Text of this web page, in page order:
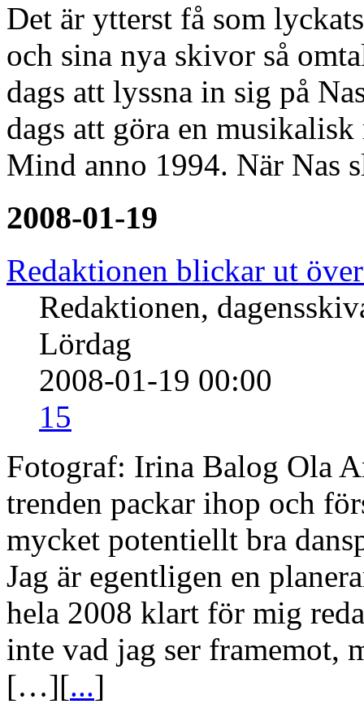
Det är ytterst få som
och sina nya skivor så
dags att lyssna in sig på
dags att göra en
Mind anno 1994. När Nas
2008-01-19
Redaktionen blickar ut
Redaktionen,
Lördag
2008-01-19 00:00
15
Fotograf: Irina Balog Ola
trenden packar ihop och
mycket potentiellt bra
Jag är egentligen en
hela 2008 klart för mig
inte vad jag ser framemot,
[…][...]